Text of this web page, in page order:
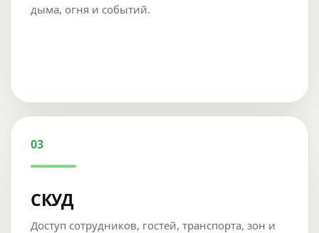
дыма, огня и событий.
03
СКУД
Доступ сотрудников, гостей, транспорта, зон и